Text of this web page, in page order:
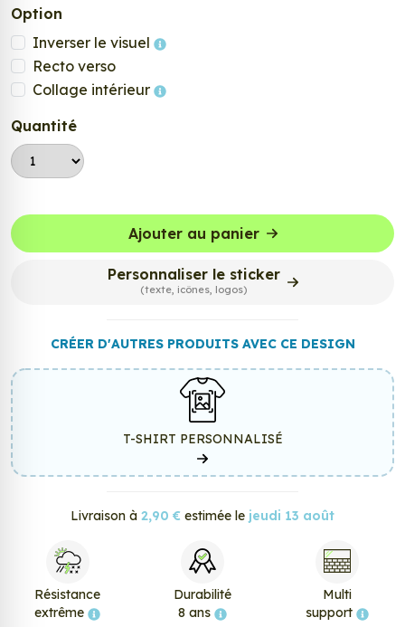
Option
Inverser le visuel
Recto verso
Collage intérieur
Quantité
Ajouter au panier
Personnaliser le sticker
(texte, icônes, logos)
CRÉER D'AUTRES PRODUITS AVEC CE DESIGN
T-SHIRT PERSONNALISÉ
Livraison à 2,90 € estimée le jeudi 13 août
Résistance
extrême
Durabilité
8 ans
Multi
support